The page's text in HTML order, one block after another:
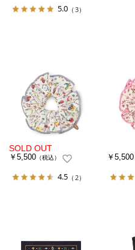
5.0 （3）
￥5,500 （税込）
4.5 （2）
￥5,500